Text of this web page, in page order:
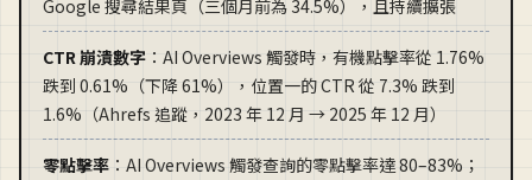
Google 搜尋結果頁（三個月前為 34.5%），且持續擴張
CTR 崩潰數字 ：AI Overviews 觸發時，有機點擊率從 1.76%
跌到 0.61%（下降 61%），位置一的 CTR 從 7.3% 跌到
1.6%（Ahrefs 追蹤，2023 年 12 月 → 2025 年 12 月）
零點擊率 ：AI Overviews 觸發查詢的零點擊率達 80–83%；